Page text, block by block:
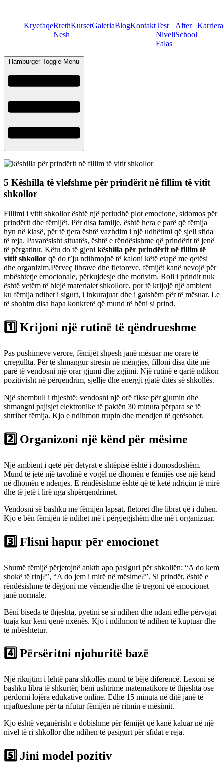
KryefaqeRreth
Nesh
KursetGaleriaBlogKontaktTest
Niveli
Falas
After
School
Karriera
Hamburger Toggle Menu
5 Këshilla të vlefshme për prindërit në fillim të vitit
shkollor
Fillimi i vitit shkollor është një periudhë plot emocione, sidomos për
prindërit dhe fëmijët. Për disa familje, është hera e parë që fëmija
hyn në klasë, për të tjera është vazhdim i një udhëtimi që sjell sfida
të reja. Pavarësisht situatës, është e rëndësishme që prindërit të jenë
të përgatitur. Këtu do të gjeni këshilla për prindërit në fillim të
vitit shkollor që do t’ju ndihmojnë të kaloni këtë etapë me qetësi
dhe organizim.Përveç librave dhe fletoreve, fëmijët kanë nevojë për
mbështetje emocionale, përkujdesje dhe motivim. Roli i prindit nuk
është vetëm të blejë materialet shkollore, por të krijojë një ambient
ku fëmija ndihet i sigurt, i inkurajuar dhe i gatshëm për të mësuar. Le
të shohim disa hapa konkretë që mund të bëni si prind.
1️⃣ Krijoni një rutinë të qëndrueshme
Pas pushimeve verore, fëmijët shpesh janë mësuar me orare të
çrregullta. Për të shmangur stresin në mëngjes, filloni disa ditë më
parë të vendosni një orar gjumi dhe zgjimi. Një rutinë e qartë ndikon
pozitivisht në përqendrim, sjellje dhe energji gjatë ditës së shkollës.
Një shembull i thjeshtë: vendosni një orë fikse për gjumin dhe
shmangni pajisjet elektronike të paktën 30 minuta përpara se të
shtrihet fëmija. Kjo e ndihmon trupin dhe mendjen të qetësohet.
2️⃣ Organizoni një kënd për mësime
Një ambient i qetë për detyrat e shtëpisë është i domosdoshëm.
Mund të jetë një tavolinë e vogël në dhomën e fëmijës ose një kënd
në dhomën e ndenjes. E rëndësishme është që të ketë ndriçim të mirë
dhe të jetë i lirë nga shpërqendrimet.
Vendosni së bashku me fëmijën lapsat, fletoret dhe librat që i duhen.
Kjo e bën fëmijën të ndihet më i përgjegjshëm dhe më i organizuar.
3️⃣ Flisni hapur për emocionet
Shumë fëmijë përjetojnë ankth apo pasiguri për shkollën: “A do kem
shokë të rinj?”, “A do jem i mirë në mësime?”. Si prindër, është e
rëndësishme të dëgjoni me vëmendje dhe të tregoni që emocionet
janë normale.
Bëni biseda të thjeshta, pyetini se si ndihen dhe ndani edhe përvojat
tuaja kur keni qenë nxënës. Kjo i ndihmon të ndihen të kuptuar dhe
të mbështetur.
4️⃣ Përsëritni njohuritë bazë
Një rikujtim i lehtë para shkollës mund të bëjë diferencë. Lexoni së
bashku libra të shkurtër, bëni ushtrime matematikore të thjeshta ose
përdorni lojëra edukative online. Edhe 15 minuta në ditë janë të
mjaftueshme për ta rifutur fëmijën në ritmin e mësimit.
Kjo është veçanërisht e dobishme për fëmijët që kanë kaluar në një
nivel të ri shkollor dhe ndihen të pasigurt për sfidat e reja.
5️⃣ Jini model pozitiv